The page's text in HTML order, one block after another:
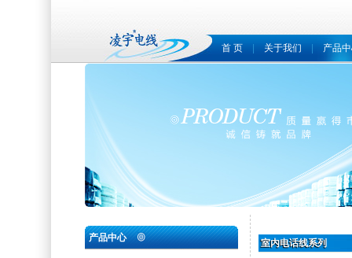
首 页 关于我们 产品
产品中心 室内电话线系列